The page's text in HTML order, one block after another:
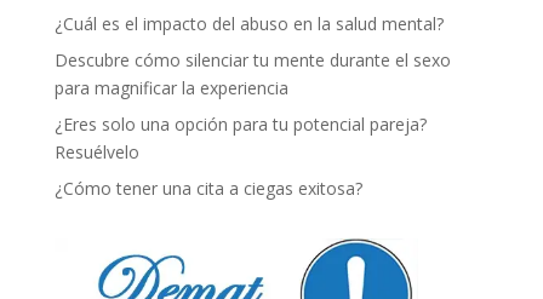
¿Cuál es el impacto del abuso en la salud mental?
Descubre cómo silenciar tu mente durante el sexo
para magnificar la experiencia
¿Eres solo una opción para tu potencial pareja?
Resuélvelo
¿Cómo tener una cita a ciegas exitosa?